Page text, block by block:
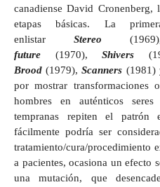
canadiense David
etapas básicas. La
enlistar Stereo
future (1970),Shivers
Brood (1979),Scanners (1981)
por mostrar transformaciones
hombres en auténticos
tempranas repiten el
fácilmente podría ser
tratamiento/cura/procedimiento
a pacientes, ocasiona un efecto
una mutación, que